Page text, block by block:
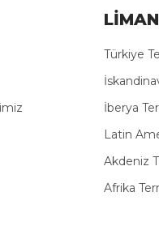
Türkiye
İberya
Latin
Akdeniz
Afrika